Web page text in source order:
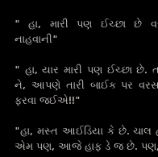
" હા, મારી પણ ઈચ્છા છે
નાહવાની"
" હા, યાર મારી પણ ઈચ્છા છે.
ને, આપણે‌ તારી બાઈક પર વરસાદમાં પલળતા કશેક
ફરવા જઈએ!!"
"હા, મસ્ત આઈડિયા કે છે. ચાલ
એમ પણ, આજે હાફ ડે જ છે.